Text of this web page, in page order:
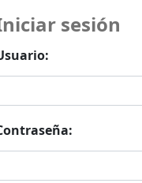
sesión